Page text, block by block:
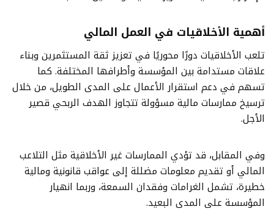
أهمية الأخلاقيات في العمل المالي
تلعب الأخلاقيات دورًا محوريًا في تعزيز ثقة المستثمرين وبناء
علاقات مستدامة بين المؤسسة وأطرافها المختلفة. كما
تسهم في دعم استقرار الأعمال على المدى الطويل، من خلال
ترسيخ ممارسات مالية مسؤولة تتجاوز الهدف الربحي قصير
الأجل.
وفي المقابل، قد تؤدي الممارسات غير الأخلاقية مثل التلاعب
المالي أو تقديم معلومات مضللة إلى عواقب قانونية ومالية
خطيرة، تشمل الغرامات وفقدان السمعة، وربما انهيار
المؤسسة على المدى البعيد.